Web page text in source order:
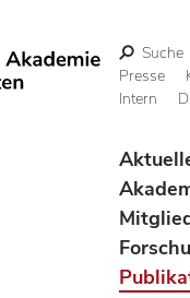
Suche
Presse
Intern